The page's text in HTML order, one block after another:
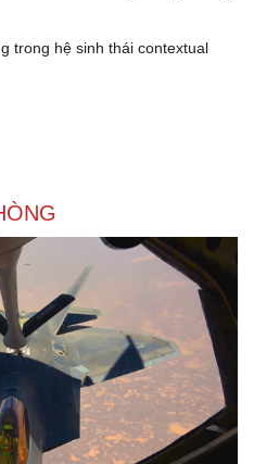
trong hệ sinh thái contextual